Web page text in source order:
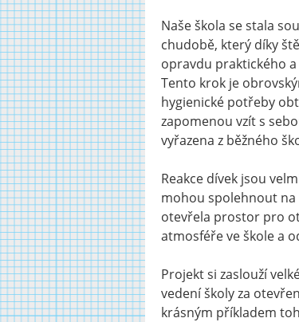
Naše škola se stala
chudobě, který díky
opravdu praktického
Tento krok je
hygienické potřeby
zapomenou vzít s
vyřazena z běžného
Reakce dívek jsou
mohou spolehnout na
otevřela prostor pro
atmosféře ve škole a
Projekt si zaslouží
vedení školy za
krásným příkladem